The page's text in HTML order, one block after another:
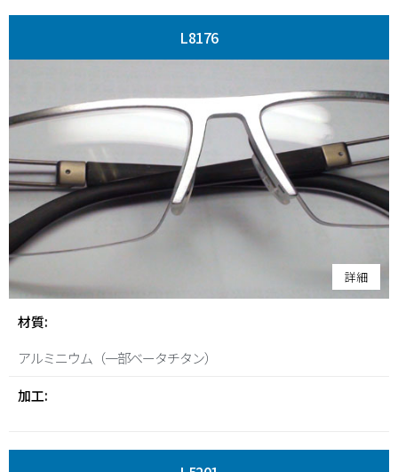
L8176
詳細
材質:
アルミニウム（一部ベータチタン）
加工: